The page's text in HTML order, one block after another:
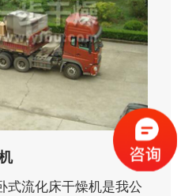
式流化床干燥机是我公